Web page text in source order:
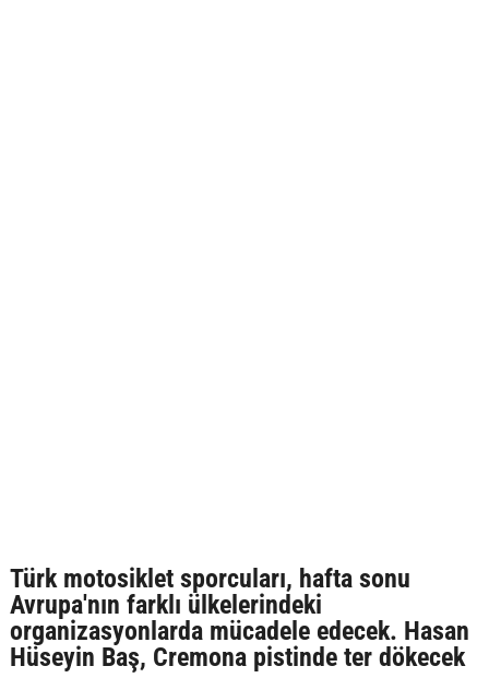
Türk motosiklet sporcuları, hafta sonu
Avrupa'nın farklı ülkelerindeki
organizasyonlarda mücadele edecek. Hasan
Hüseyin Baş, Cremona pistinde ter dökecek